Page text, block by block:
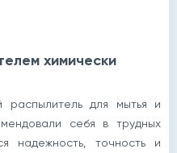
химически
распылитель для мытья и
себя в трудных
надежность, точность и